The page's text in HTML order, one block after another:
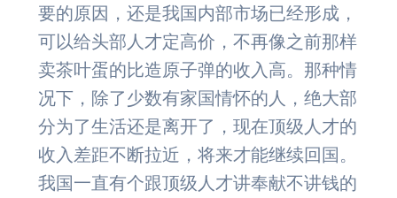
要的原因，还是我国内部市场已经形成，
可以给头部人才定高价，不再像之前那样
卖茶叶蛋的比造原子弹的收入高。那种情
况下，除了少数有家国情怀的人，绝大部
分为了生活还是离开了，现在顶级人才的
收入差距不断拉近，将来才能继续回国。
我国一直有个跟顶级人才讲奉献不讲钱的